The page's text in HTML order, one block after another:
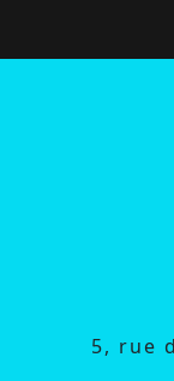
5, rue de l'Hôtel de Ville, 45500